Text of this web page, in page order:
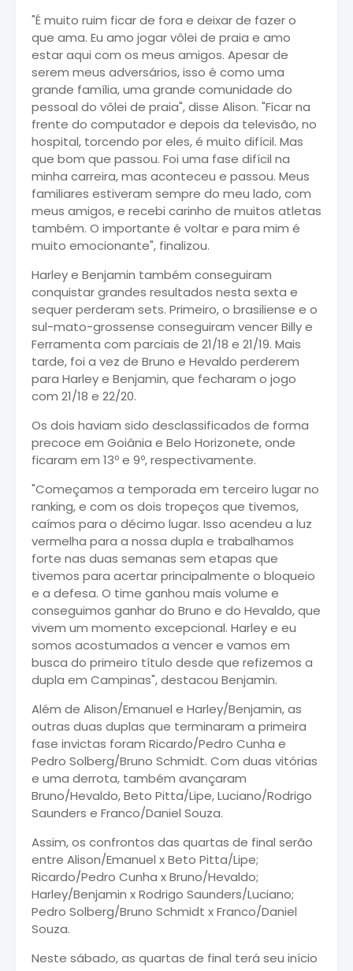
"É muito ruim ficar de fora e deixar de fazer o
que ama. Eu amo jogar vôlei de praia e amo
estar aqui com os meus amigos. Apesar de
serem meus adversários, isso é como uma
grande família, uma grande comunidade do
pessoal do vôlei de praia", disse Alison. "Ficar na
frente do computador e depois da televisão, no
hospital, torcendo por eles, é muito difícil. Mas
que bom que passou. Foi uma fase difícil na
minha carreira, mas aconteceu e passou. Meus
familiares estiveram sempre do meu lado, com
meus amigos, e recebi carinho de muitos atletas
também. O importante é voltar e para mim é
muito emocionante", finalizou.
Harley e Benjamin também conseguiram
conquistar grandes resultados nesta sexta e
sequer perderam sets. Primeiro, o brasiliense e o
sul-mato-grossense conseguiram vencer Billy e
Ferramenta com parciais de 21/18 e 21/19. Mais
tarde, foi a vez de Bruno e Hevaldo perderem
para Harley e Benjamin, que fecharam o jogo
com 21/18 e 22/20.
Os dois haviam sido desclassificados de forma
precoce em Goiânia e Belo Horizonete, onde
ficaram em 13º e 9º, respectivamente.
"Começamos a temporada em terceiro lugar no
ranking, e com os dois tropeços que tivemos,
caímos para o décimo lugar. Isso acendeu a luz
vermelha para a nossa dupla e trabalhamos
forte nas duas semanas sem etapas que
tivemos para acertar principalmente o bloqueio
e a defesa. O time ganhou mais volume e
conseguimos ganhar do Bruno e do Hevaldo, que
vivem um momento excepcional. Harley e eu
somos acostumados a vencer e vamos em
busca do primeiro título desde que refizemos a
dupla em Campinas", destacou Benjamin.
Além de Alison/Emanuel e Harley/Benjamin, as
outras duas duplas que terminaram a primeira
fase invictas foram Ricardo/Pedro Cunha e
Pedro Solberg/Bruno Schmidt. Com duas vitórias
e uma derrota, também avançaram
Bruno/Hevaldo, Beto Pitta/Lipe, Luciano/Rodrigo
Saunders e Franco/Daniel Souza.
Assim, os confrontos das quartas de final serão
entre Alison/Emanuel x Beto Pitta/Lipe;
Ricardo/Pedro Cunha x Bruno/Hevaldo;
Harley/Benjamin x Rodrigo Saunders/Luciano;
Pedro Solberg/Bruno Schmidt x Franco/Daniel
Souza.
Neste sábado, as quartas de final terá seu início